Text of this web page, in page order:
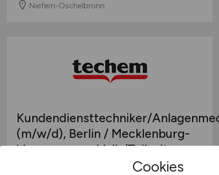
Niefern-Öschelbronn
Kundendiensttechniker/
(m/w/d), Berlin / Mecklenburg-
Vorpommern, Voll-/Teilzeit
Techem Energy Services GmbHCookies